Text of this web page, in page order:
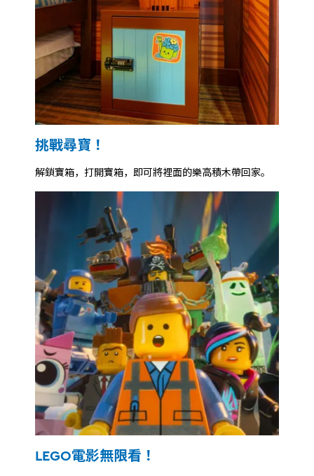
挑戰尋寶！
解鎖寶箱，打開寶箱，即可將裡面的樂高積木帶回家。
LEGO電影無限看！